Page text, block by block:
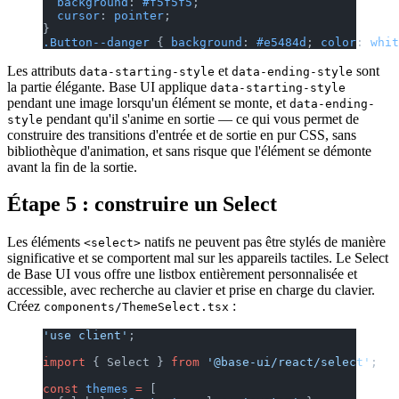
  cursor
: pointer ;
}
.Button--danger { background : #e5484d ; color :
Les attributs data-starting-style et data-ending-style sont
la partie élégante. Base UI applique data-starting-style
pendant une image lorsqu'un élément se monte, et data-ending-
style pendant qu'il s'anime en sortie — ce qui vous permet de
construire des transitions d'entrée et de sortie en pur CSS, sans
bibliothèque d'animation, et sans risque que l'élément se démonte
avant la fin de la sortie.
Étape 5 : construire un Select
Les éléments <select> natifs ne peuvent pas être stylés de manière
significative et se comportent mal sur les appareils tactiles. Le Select
de Base UI vous offre une listbox entièrement personnalisée et
accessible, avec recherche au clavier et prise en charge du clavier.
Créez components/ThemeSelect.tsx :
'use client' ;
import { Select } from '@base-ui/react/select' ;
const themes =